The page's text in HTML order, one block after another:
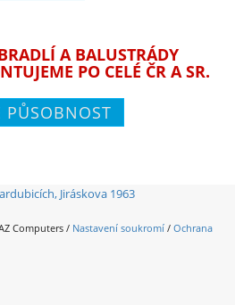
A BALUSTRÁDY
PO CELÉ ČR A SR.
PŮSOBNOST
Computers / Nastavení soukromí / Ochrana